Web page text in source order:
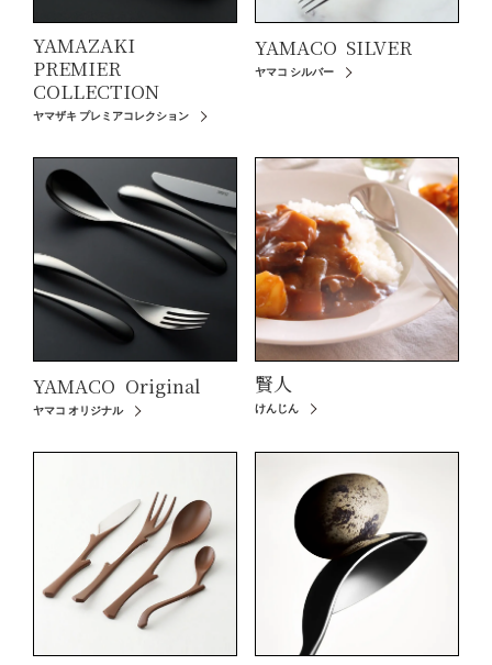
YAMAZAKI
PREMIER
COLLECTION
ヤマザキ プレミアコレクション
YAMACO SILVER
ヤマコ シルバー
YAMACO Original
ヤマコ オリジナル
賢人
けんじん